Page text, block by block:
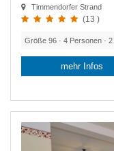
Timmendorfer Strand
(13 )
Größe 96 · 4 Personen · 2
mehr Infos